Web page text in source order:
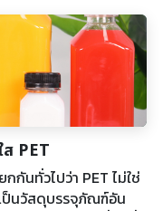
PET
กันทั่วไปว่า PET ไม่ใช่
ป็นวัสดุบรรจุภัณฑ์อัน